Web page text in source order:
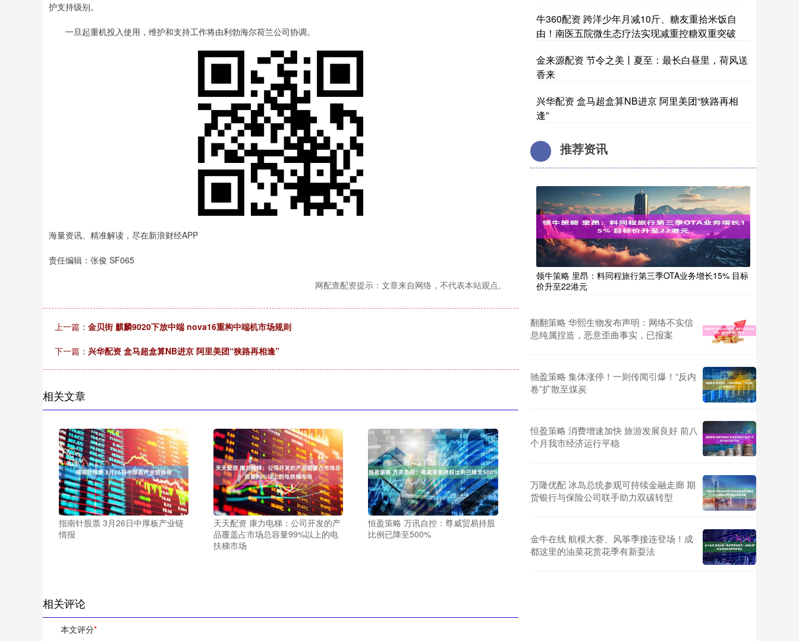
护支持级别。
一旦起重机投入使用，维护和支持工作将由利勃海尔荷兰公司协调。
海量资讯、精准解读，尽在新浪财经APP
责任编辑：张俊 SF065
网配查配资提示：文章来自网络，不代表本站观点。
上一篇： 金贝街 麒麟9020下放中端 nova16重构中端机市场规则
下一篇： 兴华配资 盒马超盒算NB进京 阿里美团“狭路再相逢”
相关文章
指南针股票 3月26日中厚板产业链
情报
天天配资 康力电梯：公司开发的产
品覆盖占市场总容量99%以上的电
扶梯市场
恒盈策略 万讯自控：尊威贸易持股
比例已降至500%
相关评论
本文评分*
牛360配资 跨洋少年月减10斤、糖友重拾米饭自
由！南医五院微生态疗法实现减重控糖双重突破
金来源配资 节令之美丨夏至：最长白昼里，荷风送
香来
兴华配资 盒马超盒算NB进京 阿里美团“狭路再相
逢”
推荐资讯
领牛策略 里昂：料同程旅行第三季OTA业务增长15% 目标
价升至22港元
翻翻策略 华熙生物发布声明：网络不实信
息纯属捏造，恶意歪曲事实，已报案
驰盈策略 集体涨停！一则传闻引爆！“反内
卷”扩散至煤炭
恒盈策略 消费增速加快 旅游发展良好 前八
个月我市经济运行平稳
万隆优配 冰岛总统参观可持续金融走廊 期
货银行与保险公司联手助力双碳转型
金牛在线 航模大赛、风筝季接连登场！成
都这里的油菜花赏花季有新耍法